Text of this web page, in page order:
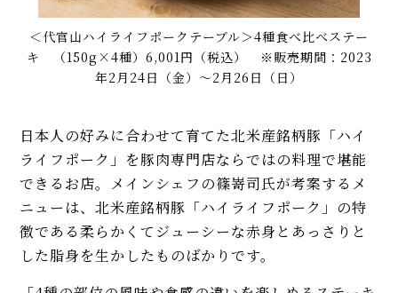
＜代官山ハイライフポークテーブル＞4種食べ比べステー
キ （150g×4種）6,001円（税込） ※販売期間：2023
年2月24日（金）〜2月26日（日）
日本人の好みに合わせて育てた北米産銘柄豚「ハイ
ライフポーク」を豚肉専門店ならではの料理で堪能
できるお店。メインシェフの篠嵜司氏が考案するメ
ニューは、北米産銘柄豚「ハイライフポーク」の特
徴である柔らかくてジューシーな赤身とあっさりと
した脂身を生かしたものばかりです。